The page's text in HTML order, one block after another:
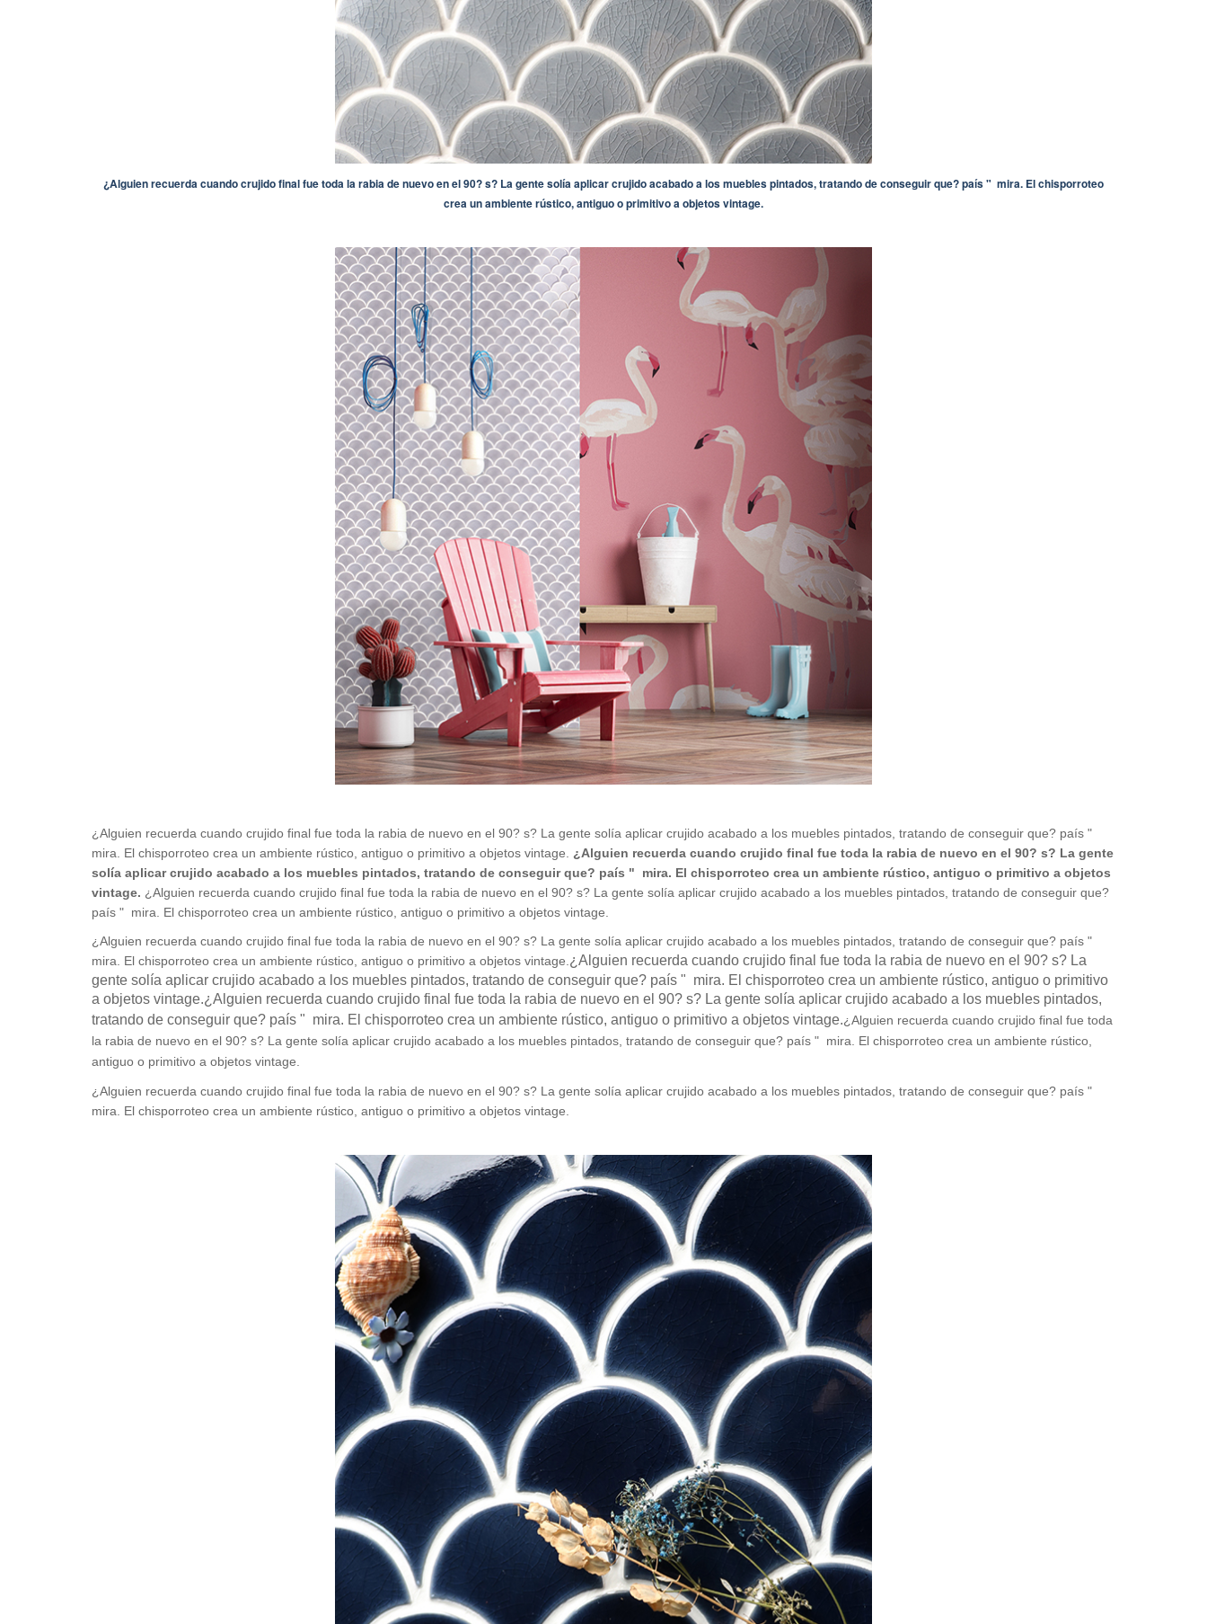
¿Alguien recuerda cuando crujido final fue toda la rabia de nuevo en el 90? s? La gente solía aplicar crujido acabado a los muebles pintados, tratando de conseguir que? país " mira. El chisporroteo
crea un ambiente rústico, antiguo o primitivo a objetos vintage.
¿Alguien recuerda cuando crujido final fue toda la rabia de nuevo en el 90? s? La gente solía aplicar crujido acabado a los muebles pintados, tratando de conseguir que? país "
mira. El chisporroteo crea un ambiente rústico, antiguo o primitivo a objetos vintage. ¿Alguien recuerda cuando crujido final fue toda la rabia de nuevo en el 90? s? La gente
solía aplicar crujido acabado a los muebles pintados, tratando de conseguir que? país " mira. El chisporroteo crea un ambiente rústico, antiguo o primitivo a objetos
vintage. ¿Alguien recuerda cuando crujido final fue toda la rabia de nuevo en el 90? s? La gente solía aplicar crujido acabado a los muebles pintados, tratando de conseguir que?
país " mira. El chisporroteo crea un ambiente rústico, antiguo o primitivo a objetos vintage.
¿Alguien recuerda cuando crujido final fue toda la rabia de nuevo en el 90? s? La gente solía aplicar crujido acabado a los muebles pintados, tratando de conseguir que? país "
mira. El chisporroteo crea un ambiente rústico, antiguo o primitivo a objetos vintage.¿Alguien recuerda cuando crujido final fue toda la rabia de nuevo en el 90? s? La
gente solía aplicar crujido acabado a los muebles pintados, tratando de conseguir que? país " mira. El chisporroteo crea un ambiente rústico, antiguo o primitivo
a objetos vintage.¿Alguien recuerda cuando crujido final fue toda la rabia de nuevo en el 90? s? La gente solía aplicar crujido acabado a los muebles pintados,
tratando de conseguir que? país " mira. El chisporroteo crea un ambiente rústico, antiguo o primitivo a objetos vintage.¿Alguien recuerda cuando crujido final fue toda
la rabia de nuevo en el 90? s? La gente solía aplicar crujido acabado a los muebles pintados, tratando de conseguir que? país " mira. El chisporroteo crea un ambiente rústico,
antiguo o primitivo a objetos vintage.
¿Alguien recuerda cuando crujido final fue toda la rabia de nuevo en el 90? s? La gente solía aplicar crujido acabado a los muebles pintados, tratando de conseguir que? país "
mira. El chisporroteo crea un ambiente rústico, antiguo o primitivo a objetos vintage.